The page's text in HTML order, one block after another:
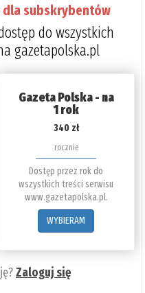
subskrybentów
do wszystkich
gazetapolska.pl
Gazeta Polska - na
1 rok
340 zł
rocznie
Dostęp przez rok do
wszystkich treści serwisu
www.gazetapolska.pl.
WYBIERAM
Zaloguj się